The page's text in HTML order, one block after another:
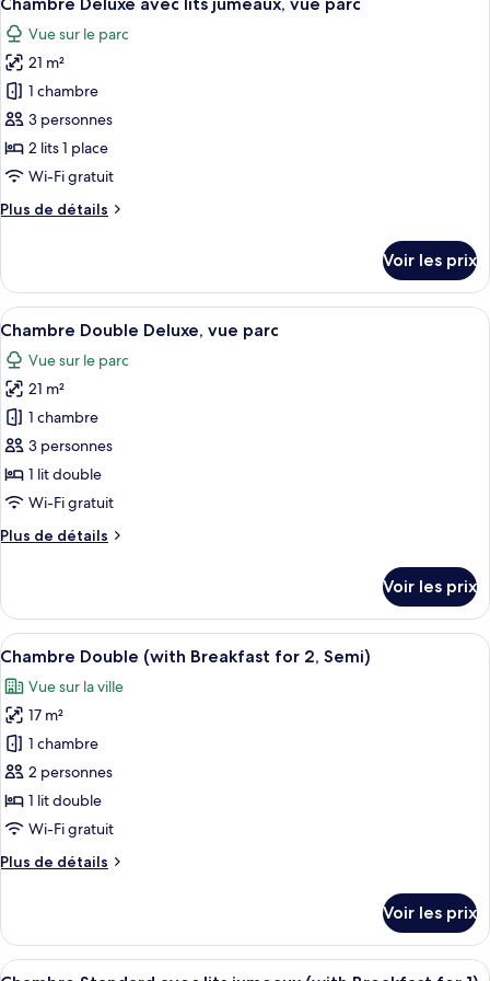
[Free
Upgrade]
Standard
to
Family
toutes
les
photos
pour
ce
type
de
chambre :
Chambre
lits
jumeaux,
vue
parc
Vue sur le parc
21 m²
1 chambre
3 personnes
2 lits 1 place
Wi-Fi gratuit
Plus de détails
Plus
le
type
de
Chambre
Deluxe
avec
lits
jumeaux,
vue
parc
Voir les prix
Afficher
toutes
les
photos
pour
ce
type
de
chambre :
Chambre
vue
parc
Un lit bien fait, avec du linge de lit
6
Chambre Double Deluxe, vue parc
Vue sur le parc
21 m²
1 chambre
3 personnes
1 lit double
Wi-Fi gratuit
Plus de détails
Plus
le
type
de
Chambre
Double
Deluxe,
vue
parc
Voir les prix
Afficher
toutes
les
photos
pour
ce
type
de
chambre :
Chambre
Breakfast
for
Une salle de bain moderne avec un
6
Chambre Double (with Breakfast for 2, Semi)
Vue sur la ville
17 m²
1 chambre
2 personnes
1 lit double
Wi-Fi gratuit
Plus de détails
Plus
le
type
Voir les prix
Afficher Une table dressée avec divers